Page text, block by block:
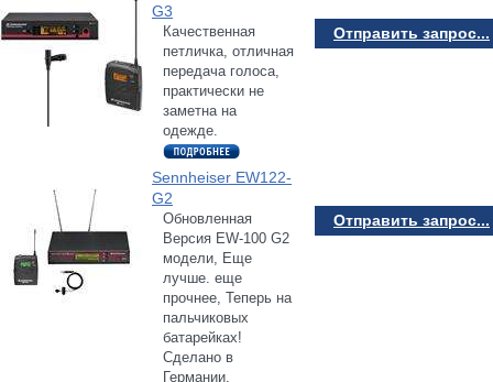
G3
Качественная
петличка, отличная
передача голоса,
практически не
заметна на
одежде.
Отправить запрос...
Sennheiser EW122-
G2
Обновленная
Версия EW-100 G2
модели, Еще
лучше. еще
прочнее, Теперь на
пальчиковых
батарейках!
Сделано в
Германии.
Отправить запрос...